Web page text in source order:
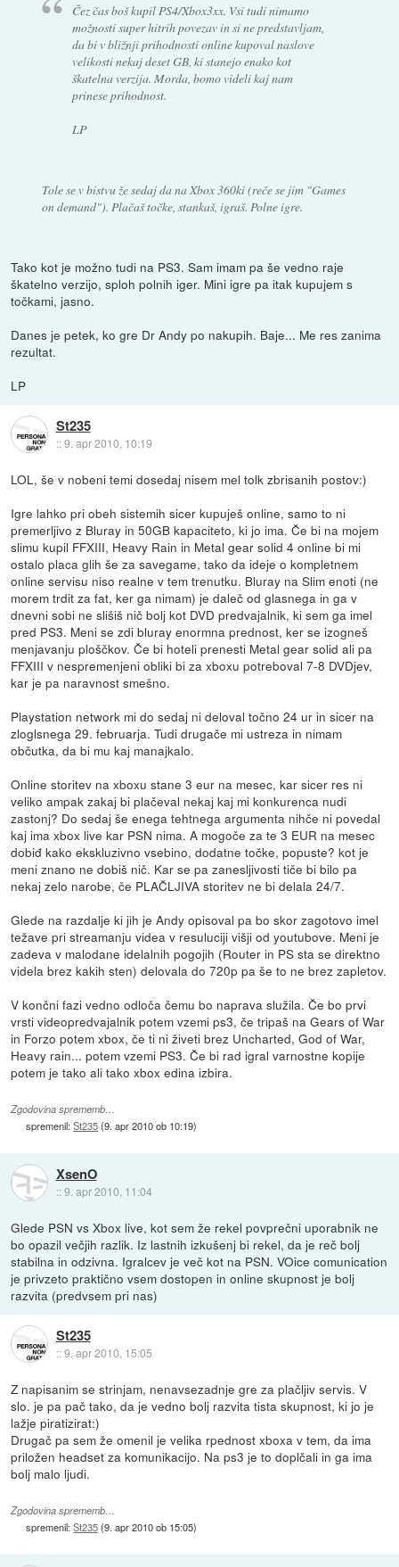
Čez čas boš kupil PS4/Xbox3xx. Vsi tudi nimamo
možnosti super hitrih povezav in si ne predstavljam,
da bi v bližnji prihodnosti online kupoval naslove
velikosti nekaj deset GB, ki stanejo enako kot
škatelna verzija. Morda, bomo videli kaj nam
prinese prihodnost.
LP
Tole se v bistvu že sedaj da na Xbox 360ki (reče se jim "Games
on demand"). Plačaš točke, stankaš, igraš. Polne igre.
Tako kot je možno tudi na PS3. Sam imam pa še vedno raje
škatelno verzijo, sploh polnih iger. Mini igre pa itak kupujem s
točkami, jasno.
Danes je petek, ko gre Dr Andy po nakupih. Baje... Me res zanima
rezultat.
LP
St235
::9. apr 2010, 10:19
LOL, še v nobeni temi dosedaj nisem mel tolk zbrisanih postov:)
Igre lahko pri obeh sistemih sicer kupuješ online, samo to ni
premerljivo z Bluray in 50GB kapaciteto, ki jo ima. Če bi na mojem
slimu kupil FFXIII, Heavy Rain in Metal gear solid 4 online bi mi
ostalo placa glih še za savegame, tako da ideje o kompletnem
online servisu niso realne v tem trenutku. Bluray na Slim enoti (ne
morem trdit za fat, ker ga nimam) je daleč od glasnega in ga v
dnevni sobi ne slišiš nič bolj kot DVD predvajalnik, ki sem ga imel
pred PS3. Meni se zdi bluray enormna prednost, ker se izogneš
menjavanju ploščkov. Če bi hoteli prenesti Metal gear solid ali pa
FFXIII v nespremenjeni obliki bi za xboxu potreboval 7-8 DVDjev,
kar je pa naravnost smešno.
Playstation network mi do sedaj ni deloval točno 24 ur in sicer na
zloglsnega 29. februarja. Tudi drugače mi ustreza in nimam
občutka, da bi mu kaj manajkalo.
Online storitev na xboxu stane 3 eur na mesec, kar sicer res ni
veliko ampak zakaj bi plačeval nekaj kaj mi konkurenca nudi
zastonj? Do sedaj še enega tehtnega argumenta nihče ni povedal
kaj ima xbox live kar PSN nima. A mogoče za te 3 EUR na mesec
dobiđ kako ekskluzivno vsebino, dodatne točke, popuste? kot je
meni znano ne dobiš nič. Kar se pa zanesljivosti tiče bi bilo pa
nekaj zelo narobe, če PLAČLJIVA storitev ne bi delala 24/7.
Glede na razdalje ki jih je Andy opisoval pa bo skor zagotovo imel
težave pri streamanju videa v resuluciji višji od youtubove. Meni je
zadeva v malodane idelalnih pogojih (Router in PS sta se direktno
videla brez kakih sten) delovala do 720p pa še to ne brez zapletov.
V končni fazi vedno odloča čemu bo naprava služila. Če bo prvi
vrsti videopredvajalnik potem vzemi ps3, če tripaš na Gears of War
in Forzo potem xbox, če ti ni živeti brez Uncharted, God of War,
Heavy rain... potem vzemi PS3. Če bi rad igral varnostne kopije
potem je tako ali tako xbox edina izbira.
Zgodovina sprememb…
spremenil:St235(9. apr 2010 ob 10:19)
XsenO
::9. apr 2010, 11:04
Glede PSN vs Xbox live, kot sem že rekel povprečni uporabnik ne
bo opazil večjih razlik. Iz lastnih izkušenj bi rekel, da je reč bolj
stabilna in odzivna. Igralcev je več kot na PSN. VOice comunication
je privzeto praktično vsem dostopen in online skupnost je bolj
razvita (predvsem pri nas)
St235
::9. apr 2010, 15:05
Z napisanim se strinjam, nenavsezadnje gre za plačljiv servis. V
slo. je pa pač tako, da je vedno bolj razvita tista skupnost, ki jo je
lažje piratizirat:)
Drugač pa sem že omenil je velika rpednost xboxa v tem, da ima
priložen headset za komunikacijo. Na ps3 je to doplčali in ga ima
bolj malo ljudi.
Zgodovina sprememb…
spremenil:St235(9. apr 2010 ob 15:05)